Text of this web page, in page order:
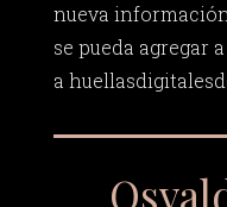
nueva
se pueda agregar
a